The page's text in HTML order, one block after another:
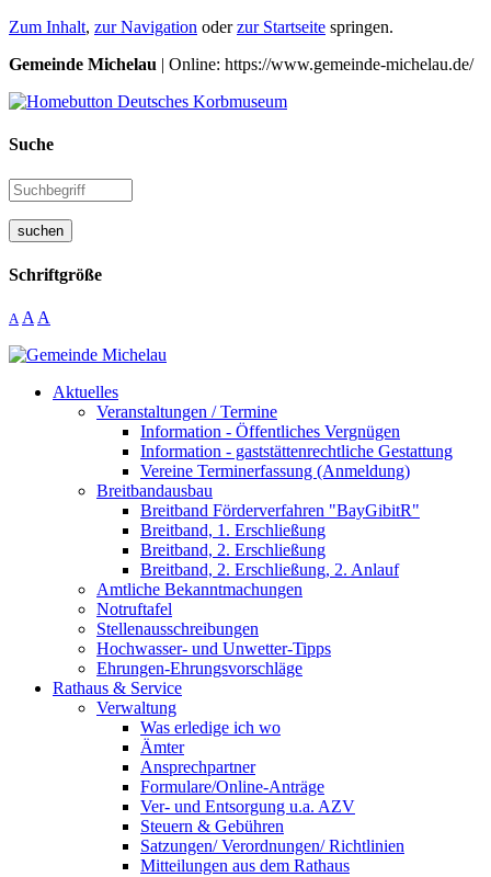
Zum Inhalt, zur Navigation oderzur Startseite springen.
Gemeinde Michelau | Online: https://www.gemeinde-michelau.de/
Suche
suchen
Schriftgröße
A A A
Aktuelles
Veranstaltungen / Termine
Information - Öffentliches Vergnügen
Information - gaststättenrechtliche Gestattung
Vereine Terminerfassung (Anmeldung)
Breitbandausbau
Breitband Förderverfahren "BayGibitR"
Breitband, 1. Erschließung
Breitband, 2. Erschließung
Breitband, 2. Erschließung, 2. Anlauf
Amtliche Bekanntmachungen
Notruftafel
Stellenausschreibungen
Hochwasser- und Unwetter-Tipps
Ehrungen-Ehrungsvorschläge
Rathaus & Service
Verwaltung
Was erledige ich wo
Ämter
Ansprechpartner
Formulare/Online-Anträge
Ver- und Entsorgung u.a. AZV
Steuern & Gebühren
Satzungen/ Verordnungen/ Richtlinien
Mitteilungen aus dem Rathaus